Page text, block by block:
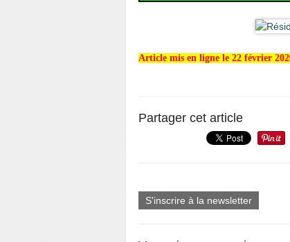
Article mis en ligne le 22 février
Partager cet article
S'inscrire à la newsletter